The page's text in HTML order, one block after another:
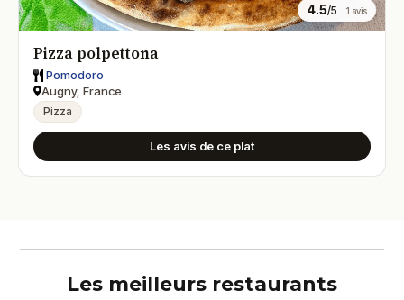
4.5/5 1 avis
Pizza polpettona
Pomodoro
Augny, France
Pizza
Les avis de ce plat
Les meilleurs restaurants